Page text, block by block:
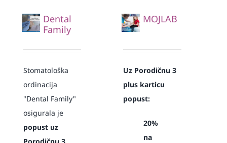
Dental
Family
Stomatološka
ordinacija
"Dental Family"
osigurala je
popust uz
Porodičnu 3
MOJLAB
Uz Porodičnu 3
plus karticu
popust:
20%
na